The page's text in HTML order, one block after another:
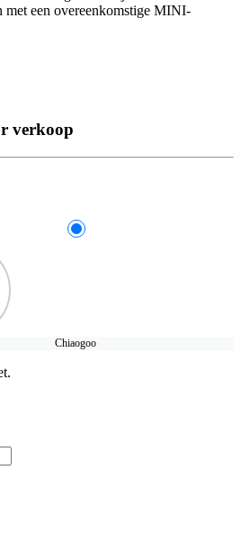
met een overeenkomstige MINI-
verkoop
Chiaogoo